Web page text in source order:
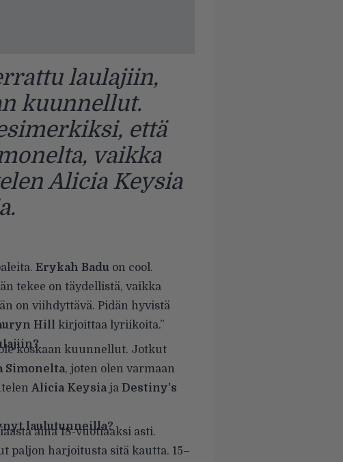
laulajiin,
kuunnellut.
että
vaikka
Alicia Keysia
Erykah Badu on cool.
tekee on täydellistä, vaikka
on viihdyttävä. Pidän hyvistä
Hill kirjoittaa lyriikoita.”
koskaan kuunnellut. Jotkut
Simonelta, joten olen varmaan
Alicia Keysiaja Destiny’s
laulutunneilla?
aina 18-vuotiaaksi asti.
paljon harjoitusta sitä kautta. 15–